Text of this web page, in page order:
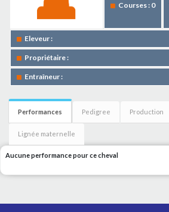
Courses : 0
Eleveur :
Propriétaire :
Entraîneur :
Performances Pedigree Production
Lignée maternelle
Aucune performance pour ce cheval